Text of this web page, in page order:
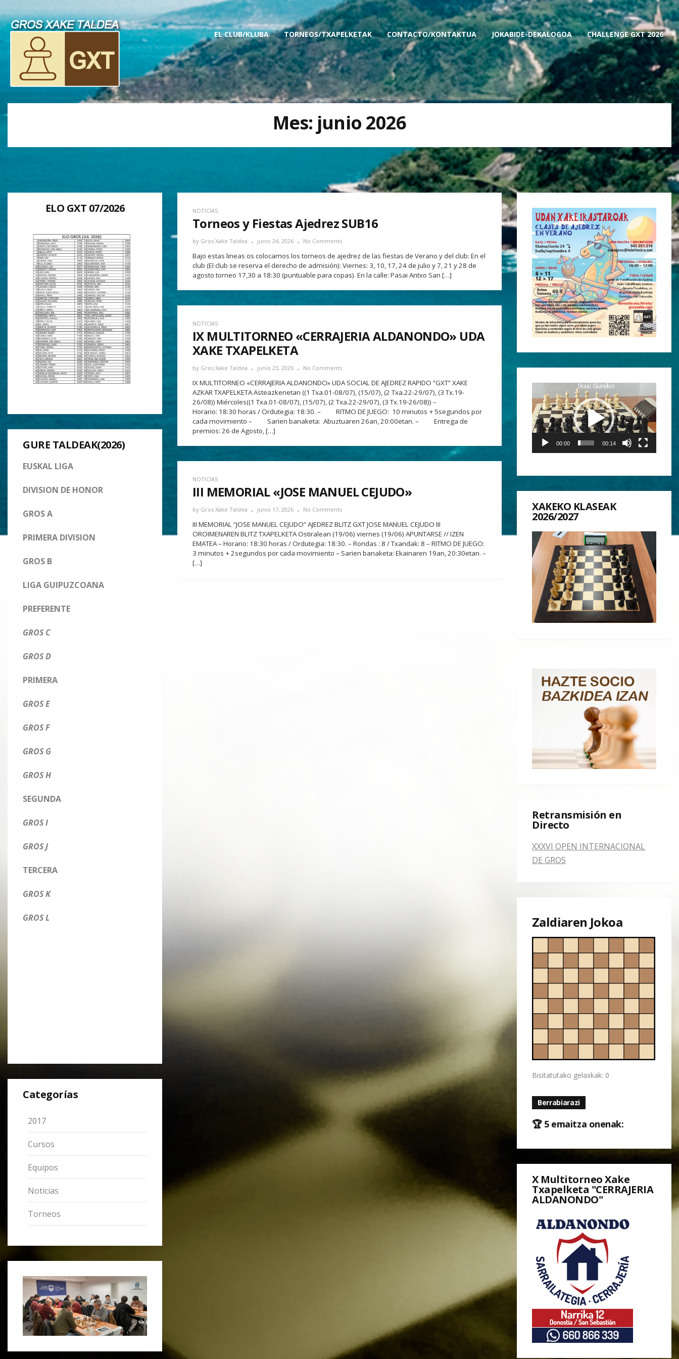
EL CLUB/KLUBA TORNEOS/TXAPELKETAK CONTACTO/KONTAKTUA JOKABIDE-DEKALOGOA CHALLENGE GXT 2026
Mes: junio 2026
ELO GXT 07/2026
GURE TALDEAK(2026)
EUSKAL LIGA
DIVISION DE HONOR
GROS A
PRIMERA DIVISION
GROS B
LIGA GUIPUZCOANA
PREFERENTE
GROS C
GROS D
PRIMERA
GROS E
GROS F
GROS G
GROS H
SEGUNDA
GROS I
GROS J
TERCERA
GROS K
GROS L
Categorías
2017
Cursos
Equipos
Noticias
Torneos
NOTICIAS
Torneos y Fiestas Ajedrez SUB16
by Gros Xake Taldea junio 24, 2026 No Comments
Bajo estas lineas os colocamos los torneos de ajedrez de las fiestas de Verano y del club: En el
club (El club se reserva el derecho de admisión): Viernes: 3, 10, 17, 24 de julio y 7, 21 y 28 de
agosto torneo 17,30 a 18:30 (puntuable para copas). En la calle: Pasai Antxo San […]
NOTICIAS
IX MULTITORNEO «CERRAJERIA ALDANONDO» UDA
XAKE TXAPELKETA
by Gros Xake Taldea junio 23, 2026 No Comments
IX MULTITORNEO «CERRAJERIA ALDANONDO» UDA SOCIAL DE AJEDREZ RAPIDO “GXT” XAKE
AZKAR TXAPELKETA Asteazkenetan ((1 Txa.01-08/07), (15/07), (2 Txa.22-29/07), (3 Tx.19-
26/08)) Miércoles((1 Txa.01-08/07), (15/07), (2 Txa.22-29/07), (3 Tx.19-26/08)) –
Horario: 18:30 horas / Ordutegia: 18:30. – RITMO DE JUEGO: 10 minutos + 5segundos por
cada movimiento – Sarien banaketa: Abuztuaren 26an, 20:00etan. – Entrega de
premios: 26 de Agosto, […]
NOTICIAS
III MEMORIAL «JOSE MANUEL CEJUDO»
by Gros Xake Taldea junio 17, 2026 No Comments
III MEMORIAL “JOSE MANUEL CEJUDO” AJEDREZ BLITZ GXT JOSE MANUEL CEJUDO III
OROIMENAREN BLITZ TXAPELKETA Ostiralean (19/06) viernes (19/06) APUNTARSE // IZEN
EMATEA – Horario: 18:30 horas / Ordutegia: 18:30. – Rondas : 8 / Txandak: 8 – RITMO DE JUEGO:
3 minutos + 2segundos por cada movimiento – Sarien banaketa: Ekainaren 19an, 20:30etan. –
[…]
Reproductor
de
vídeo
00:00 00:14
XAKEKO KLASEAK
2026/2027
Retransmisión en
Directo
XXXVI OPEN INTERNACIONAL
DE GROS
Zaldiaren Jokoa
Bisitatutako gelaxkak: 0
Berrabiarazi
🏆 5 emaitza onenak:
X Multitorneo Xake
Txapelketa "CERRAJERIA
ALDANONDO"